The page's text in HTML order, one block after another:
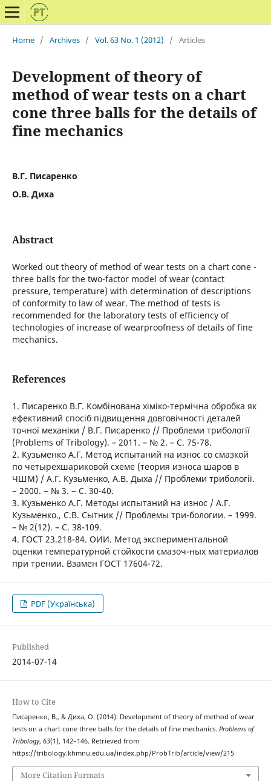
Home / Archives / Vol. 63 No. 1 (2012) / Articles
Development of theory of
method of wear tests on a chart
cone three balls for the details of
fine mechanics
В.Г. Писаренко
О.В. Диха
Abstract
Worked out theory of method of wear tests on a chart cone -
three balls for the two-factor model of wear (contact
pressure, temperature) with determination of descriptions
of conformity to law of wear. The method of tests is
recommended for the laboratory tests of efficiency of
technologies of increase of wearproofness of details of fine
mechanics.
References
1. Писаренко В.Г. Комбінована хіміко-термічна обробка як
ефективний спосіб підвищення довговічності деталей
точної механіки / В.Г. Писаренко // Проблеми трибології
(Problems of Tribology). – 2011. – № 2. – С. 75-78.
2. Кузьменко А.Г. Метод испытаний на износ со смазкой
по четырехшариковой схеме (теория износа шаров в
ЧШМ) / А.Г. Кузьменко, А.В. Дыха // Проблеми трибології.
− 2000. − № 3. − С. 30-40.
3. Кузьменко А.Г. Методы испытаний на износ / А.Г.
Кузьменко., С.В. Сытник // Проблемы три-бологии. – 1999.
– № 2(12). – С. 38-109.
4. ГОСТ 23.218-84. ОИИ. Метод экспериментальной
оценки температурной стойкости смазоч-ных материалов
при трении. Взамен ГОСТ 17604-72.
PDF (Українська)
Published
2014-07-14
How to Cite
Писаренко, В., & Диха, О. (2014). Development of theory of method of wear
tests on a chart cone three balls for the details of fine mechanics. Problems of
Tribology, 63(1), 142–146. Retrieved from
https://tribology.khmnu.edu.ua/index.php/ProbTrib/article/view/215
More Citation Formats